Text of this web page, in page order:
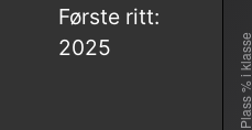
Første ritt:
2025
Plass % i klasse